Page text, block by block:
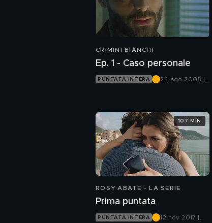
CRIMINI BIANCHI
Ep. 1 - Caso personale
PUNTATA INTERA
24 ago 2008 |
ROSY ABATE - LA SERIE
Prima puntata
PUNTATA INTERA
12 nov 2017 |
107 MIN